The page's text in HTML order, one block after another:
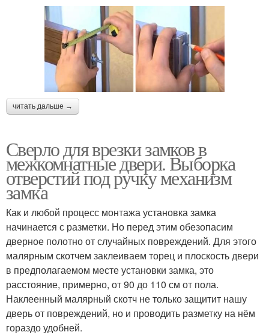
читать дальше →
Сверло для врезки замков в
межкомнатные двери. Выборка
отверстий под ручку механизм
замка
Как и любой процесс монтажа установка замка
начинается с разметки. Но перед этим обезопасим
дверное полотно от случайных повреждений. Для этого
малярным скотчем заклеиваем торец и плоскость двери
в предполагаемом месте установки замка, это
расстояние, примерно, от 90 до 110 см от пола.
Наклеенный малярный скотч не только защитит нашу
дверь от повреждений, но и проводить разметку на нём
гораздо удобней.